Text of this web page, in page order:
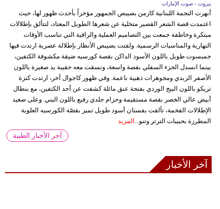
بيروت - صوت الإمارات
أبهرت النجمة اللبنانية كارمن بصيبص الجمهور مؤخراً بأحدث ظهور لها، حيث
اعتمدت قصة الشعر القصير متخلية عن شعرها الطويل المعتاد، لتتألق بإطلالات
مبتكرة وخاطفة جمعت بين التصاميم العملية والراقية التي تناسب الأوقات
النهارية والمناسبات الرسمية. ولفتت بصيبص الأنظار بإطلالة عصرية ارتدت فيها
جمبسوت طويل باللون الأسود الداكن بقصة كورسيه ضيقة مكشوفة الكتفين،
بينما انسدل الجزء السفلي بقصة واسعة، ونسقت معه حقيبة يد صغيرة باللون
الأصفر الزبدي ومجوهرات ذهبية ناعمة. وفي ظهور كاجوال آخر، ارتدت كنزة
تريكو باللون البيج الوردي بفتحة عنق مائلة كشفت عن أحد الكتفين، مع بنطال
أبيض عالي الخصر بقصة مستقيمة وحزام جلدي رفيع باللون البني. وعلى صعيد
الإطلالات الفخمة، تألقت بفستان أسود طويل تميز بقصّة الكورسيه العلوية
المطرزة بحبيبات الترتر وتنو... المزيد
آخر الأخبار الطبية
آخر الأخبار